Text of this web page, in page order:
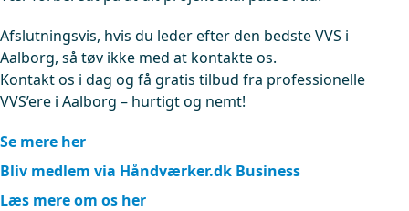
Afslutningsvis, hvis du leder efter den bedste VVS i
Aalborg, så tøv ikke med at kontakte os.
Kontakt os i dag og få gratis tilbud fra professionelle
VVS’ere i Aalborg – hurtigt og nemt!
Se mere her
Bliv medlem via Håndværker.dk Business
Læs mere om os her